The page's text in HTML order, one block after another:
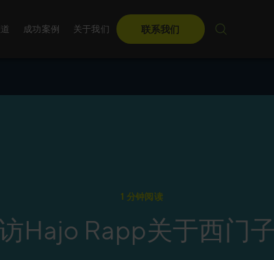
成功案例 关于我们
麦古利国际在中国
联系我们
1 分钟阅读
Hajo Rapp关于西门